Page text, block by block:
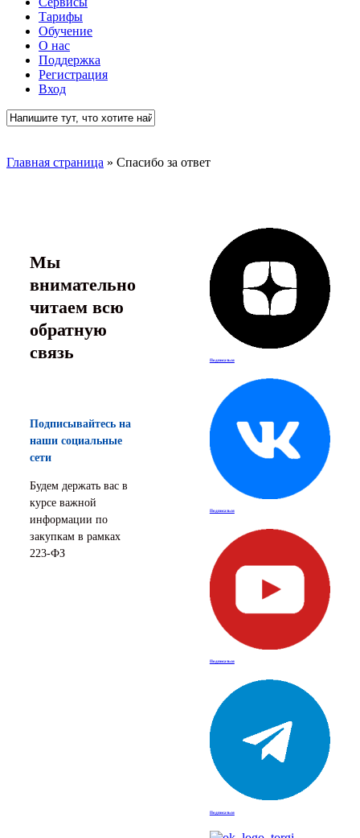
Тарифы
Обучение
О нас
Поддержка
Регистрация
Вход
Главная страница » Спасибо за ответ
Мы
внимательно
читаем всю
обратную
связь
Подписывайтесь на
наши социальные
сети
Будем держать вас в
курсе важной
информации по
закупкам в рамках
223-ФЗ
Подписаться
Подписаться
Подписаться
Подписаться